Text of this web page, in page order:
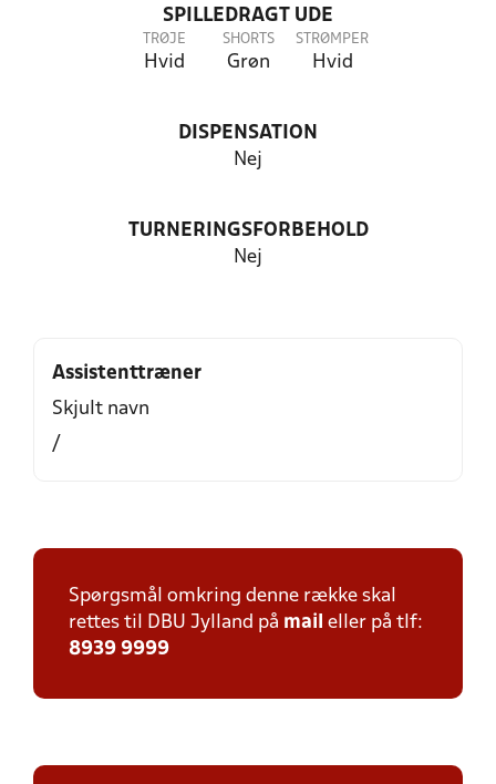
SPILLEDRAGT UDE
TRØJE
Hvid
SHORTS
Grøn
STRØMPER
Hvid
DISPENSATION
Nej
TURNERINGSFORBEHOLD
Nej
Assistenttræner
Skjult navn
/
Spørgsmål omkring denne række skal
rettes til DBU Jylland på mail eller på tlf:
8939 9999